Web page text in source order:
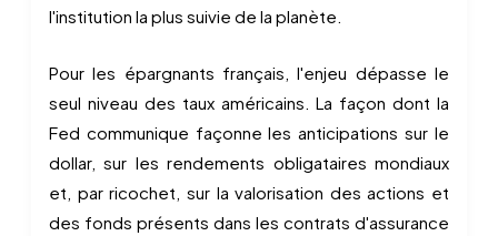
l'institution la plus suivie de la planète.
Pour les épargnants français, l'enjeu dépasse le
seul niveau des taux américains. La façon dont la
Fed communique façonne les anticipations sur le
dollar, sur les rendements obligataires mondiaux
et, par ricochet, sur la valorisation des actions et
des fonds présents dans les contrats d'assurance